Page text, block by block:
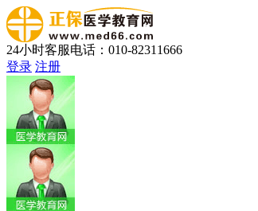
24小时客服电话：010-82311666
登录 注册